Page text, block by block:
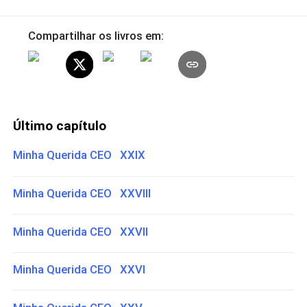
Compartilhar os livros em:
Último capítulo
Minha Querida CEO XXIX
Minha Querida CEO XXVIII
Minha Querida CEO XXVII
Minha Querida CEO XXVI